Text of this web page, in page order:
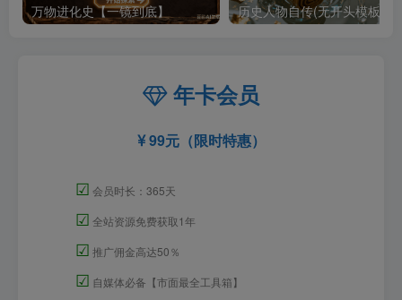
万物进化史【一镜到底】 历史人物自传(无开头模板)
年卡会员
99元（限时特惠）
☑ 会员时长：365天
☑ 全站资源免费获取1年
☑ 推广佣金高达50％
☑ 自媒体必备【市面最全工具箱】